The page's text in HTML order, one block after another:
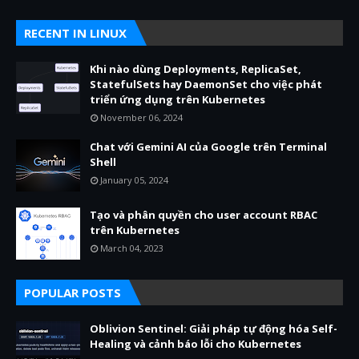
RECENT IN LINUX
Khi nào dùng Deployments, ReplicaSet,
StatefulSets hay DaemonSet cho việc phát
triển ứng dụng trên Kubernetes
November 06, 2024
Chat với Gemini AI của Google trên Terminal
Shell
January 05, 2024
Tạo và phân quyền cho user account RBAC
trên Kubernetes
March 04, 2023
POPULAR POSTS
Oblivion Sentinel: Giải pháp tự động hóa Self-
Healing và cảnh báo lỗi cho Kubernetes